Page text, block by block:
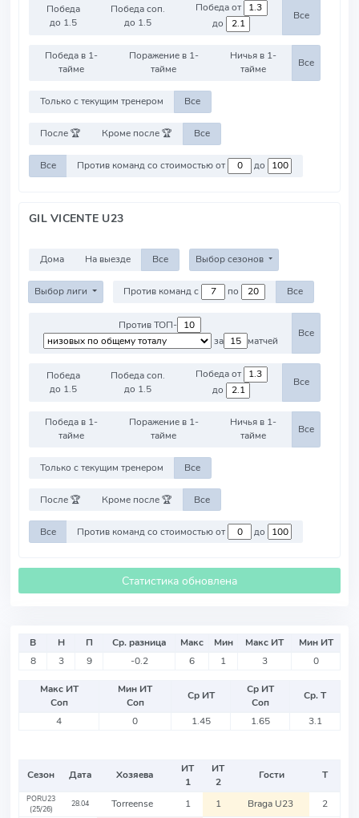
Победа
до 1.5
Победа соп.
до 1.5
Победа от
до
Все
Победа в 1-
тайме
Поражение в 1-
тайме
Ничья в 1-
тайме
Все
Только с текущим тренером Все
После 🏆 Кроме после 🏆 Все
Все Против команд со стоимостью от до
GIL VICENTE U23
Дома На выезде Все Выбор сезонов
Выбор лиги Против команд с по Все
Против ТОП-
за
матчей
Все
Победа
до 1.5
Победа соп.
до 1.5
Победа от
до
Все
Победа в 1-
тайме
Поражение в 1-
тайме
Ничья в 1-
тайме
Все
Только с текущим тренером Все
После 🏆 Кроме после 🏆 Все
Все Против команд со стоимостью от до
Статистика обновлена
В Н П Ср. разница Макс Мин Макс ИТ
Мин ИТ
8
3 9 -0.2 6 1 3 0
Макс ИТ
Соп
Мин ИТ
Соп
Ср ИТ
Ср ИТ
Соп
Ср. Т
4
0 1.45 1.65 3.1
Сезон Дата Хозяева
ИТ
1
ИТ
2
Гости Т
PORU23
(25/26)
28.04 Torreense 1 1 Braga U23 2